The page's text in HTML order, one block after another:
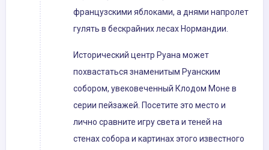
французскими яблоками, а днями напролет
гулять в бескрайних лесах Нормандии.
Исторический центр Руана может
похвастаться знаменитым Руанским
собором, увековеченный Клодом Моне в
серии пейзажей. Посетите это место и
лично сравните игру света и теней на
стенах собора и картинах этого известного